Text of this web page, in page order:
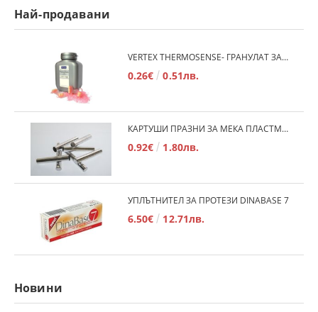
Най-продавани
VERTEX THERMOSENSE- ГРАНУЛАТ ЗА МЕКИ ПРОТЕЗИ
0.26€ 0.51лв.
КАРТУШИ ПРАЗНИ ЗА МЕКА ПЛАСТМАСА
0.92€ 1.80лв.
УПЛЪТНИТЕЛ ЗА ПРОТЕЗИ DINABASE 7
6.50€ 12.71лв.
Новини